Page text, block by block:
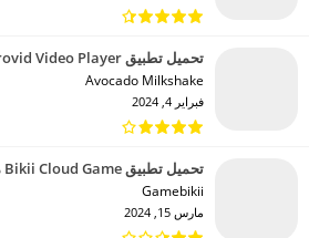
تحميل تطبيق Provid Video Player مهكر للاندرويد 2024
Avocado Milkshake‏
فبراير 4, 2024
تحميل تطبيق Bikii Cloud Game مهكر للاندرويد 2024
Gamebikii‏
مارس 15, 2024